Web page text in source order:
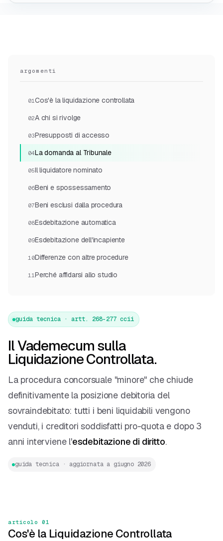
argomenti
01Cos'è la liquidazione controllata
02A chi si rivolge
03Presupposti di accesso
04La domanda al Tribunale
05Il liquidatore nominato
06Beni e spossessamento
07Beni esclusi dalla procedura
08Esdebitazione automatica
09Esdebitazione dell'incapiente
10Differenze con altre procedure
11Perché affidarsi allo studio
guida tecnica · artt. 268-277 ccii
Il Vademecum sulla
Liquidazione Controllata.
La procedura concorsuale "minore" che chiude
definitivamente la posizione debitoria del
sovraindebitato: tutti i beni liquidabili vengono
venduti, i creditori soddisfatti pro-quota e dopo 3
anni interviene l'esdebitazione di diritto.
guida tecnica · aggiornata a giugno 2026
articolo 01
Cos'è la Liquidazione Controllata